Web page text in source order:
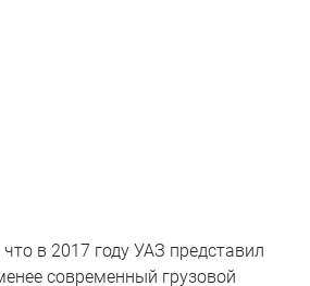
в 2017 году УАЗ представил
современный грузовой